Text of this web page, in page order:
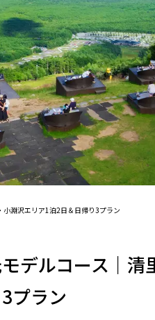
淵沢エリア1泊2日＆日帰り3プラン
デルコース｜
プラン